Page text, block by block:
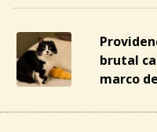
brutal
marco